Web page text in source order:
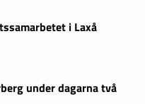
i Laxå
under dagarna två